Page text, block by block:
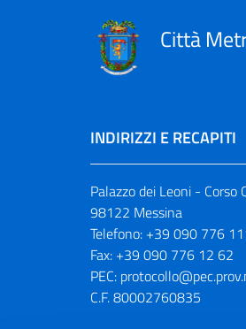
Città
INDIRIZZI E RECAPITI
Palazzo dei Leoni - Corso
98122 Messina
Telefono: +39 090 776
Fax: +39 090 776 12 62
PEC:
C.F. 80002760835